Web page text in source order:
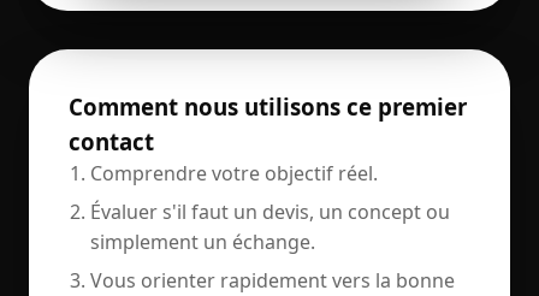
Comment nous utilisons ce premier
contact
Comprendre votre objectif réel.
Évaluer s'il faut un devis, un concept ou
simplement un échange.
Vous orienter rapidement vers la bonne